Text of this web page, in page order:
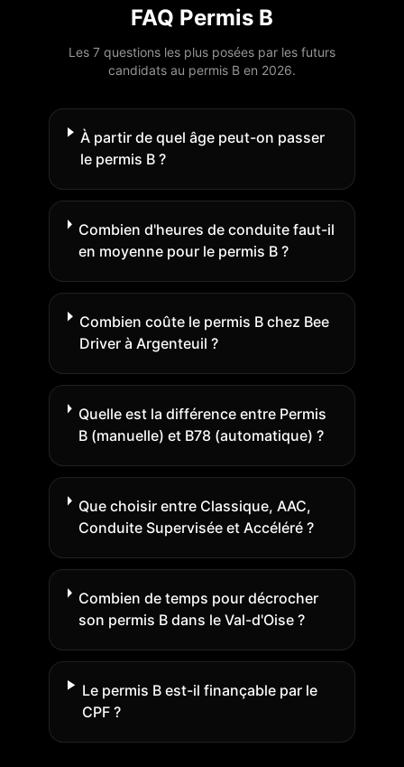
FAQ Permis B
Les 7 questions les plus posées par les futurs
candidats au permis B en 2026.
À partir de quel âge peut-on passer
le permis B ?
Combien d'heures de conduite faut-il
en moyenne pour le permis B ?
Combien coûte le permis B chez Bee
Driver à Argenteuil ?
Quelle est la différence entre Permis
B (manuelle) et B78 (automatique) ?
Que choisir entre Classique, AAC,
Conduite Supervisée et Accéléré ?
Combien de temps pour décrocher
son permis B dans le Val-d'Oise ?
Le permis B est-il finançable par le
CPF ?